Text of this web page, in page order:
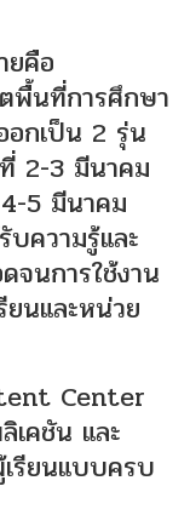
ยคือ
พื้นที่การศึกษา
อกเป็น 2 รุ่น
2-3 มีนาคม
5 มีนาคม
บความรู้และ
จนการใช้งาน
ยนและหน่วย
Center
เคชัน และ
รียนแบบครบ